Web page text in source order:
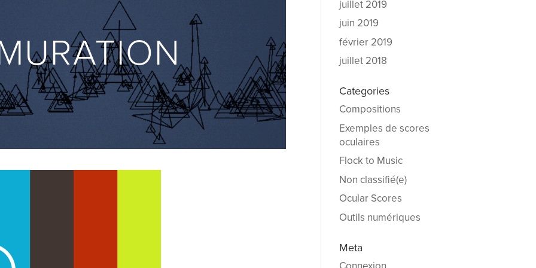
juillet 2019
juin 2019
février 2019
juillet 2018
Categories
Compositions
Exemples de scores
oculaires
Flock to Music
Non classifié(e)
Ocular Scores
Outils numériques
Meta